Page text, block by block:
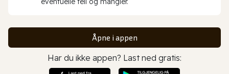
Åpne i appen
Har du ikke appen? Last ned gratis: